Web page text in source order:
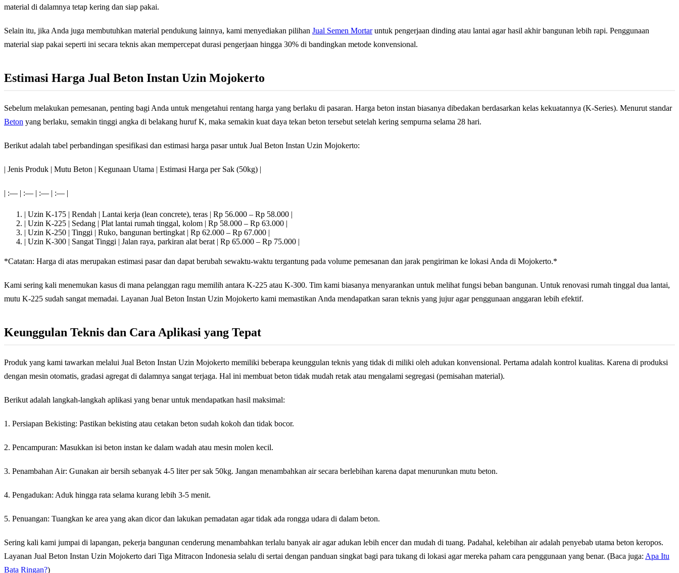
material di dalamnya tetap kering dan siap pakai.
Selain itu, jika Anda juga membutuhkan material pendukung lainnya, kami menyediakan pilihan Jual Semen Mortaruntuk pengerjaan dinding atau lantai agar hasil akhir bangunan lebih rapi. Penggunaan
material siap pakai seperti ini secara teknis akan mempercepat durasi pengerjaan hingga 30% di bandingkan metode konvensional.
Estimasi Harga Jual Beton Instan Uzin Mojokerto
Sebelum melakukan pemesanan, penting bagi Anda untuk mengetahui rentang harga yang berlaku di pasaran. Harga beton instan biasanya dibedakan berdasarkan kelas kekuatannya (K-Series). Menurut standar
Beton yang berlaku, semakin tinggi angka di belakang huruf K, maka semakin kuat daya tekan beton tersebut setelah kering sempurna selama 28 hari.
Berikut adalah tabel perbandingan spesifikasi dan estimasi harga pasar untuk Jual Beton Instan Uzin Mojokerto:
| Jenis Produk | Mutu Beton | Kegunaan Utama | Estimasi Harga per Sak (50kg) |
| :— | :— | :— | :— |
| Uzin K-175 | Rendah | Lantai kerja (lean concrete), teras | Rp 56.000 – Rp 58.000 |
| Uzin K-225 | Sedang | Plat lantai rumah tinggal, kolom | Rp 58.000 – Rp 63.000 |
| Uzin K-250 | Tinggi | Ruko, bangunan bertingkat | Rp 62.000 – Rp 67.000 |
| Uzin K-300 | Sangat Tinggi | Jalan raya, parkiran alat berat | Rp 65.000 – Rp 75.000 |
*Catatan: Harga di atas merupakan estimasi pasar dan dapat berubah sewaktu-waktu tergantung pada volume pemesanan dan jarak pengiriman ke lokasi Anda di Mojokerto.*
Kami sering kali menemukan kasus di mana pelanggan ragu memilih antara K-225 atau K-300. Tim kami biasanya menyarankan untuk melihat fungsi beban bangunan. Untuk renovasi rumah tinggal dua lantai,
mutu K-225 sudah sangat memadai. Layanan Jual Beton Instan Uzin Mojokerto kami memastikan Anda mendapatkan saran teknis yang jujur agar penggunaan anggaran lebih efektif.
Keunggulan Teknis dan Cara Aplikasi yang Tepat
Produk yang kami tawarkan melalui Jual Beton Instan Uzin Mojokerto memiliki beberapa keunggulan teknis yang tidak di miliki oleh adukan konvensional. Pertama adalah kontrol kualitas. Karena di produksi
dengan mesin otomatis, gradasi agregat di dalamnya sangat terjaga. Hal ini membuat beton tidak mudah retak atau mengalami segregasi (pemisahan material).
Berikut adalah langkah-langkah aplikasi yang benar untuk mendapatkan hasil maksimal:
1. Persiapan Bekisting: Pastikan bekisting atau cetakan beton sudah kokoh dan tidak bocor.
2. Pencampuran: Masukkan isi beton instan ke dalam wadah atau mesin molen kecil.
3. Penambahan Air: Gunakan air bersih sebanyak 4-5 liter per sak 50kg. Jangan menambahkan air secara berlebihan karena dapat menurunkan mutu beton.
4. Pengadukan: Aduk hingga rata selama kurang lebih 3-5 menit.
5. Penuangan: Tuangkan ke area yang akan dicor dan lakukan pemadatan agar tidak ada rongga udara di dalam beton.
Sering kali kami jumpai di lapangan, pekerja bangunan cenderung menambahkan terlalu banyak air agar adukan lebih encer dan mudah di tuang. Padahal, kelebihan air adalah penyebab utama beton keropos.
Layanan Jual Beton Instan Uzin Mojokerto dari Tiga Mitracon Indonesia selalu di sertai dengan panduan singkat bagi para tukang di lokasi agar mereka paham cara penggunaan yang benar. (Baca juga: Apa Itu
Bata Ringan?)